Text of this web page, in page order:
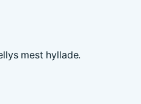
mest hyllade.